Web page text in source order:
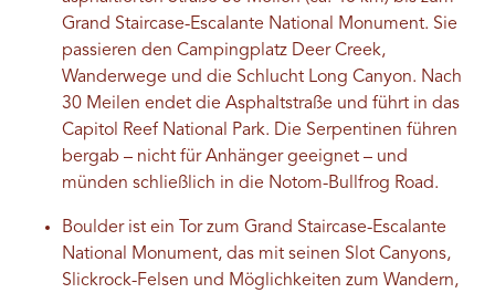
Grand Staircase-Escalante National Monument. Sie
passieren den Campingplatz Deer Creek,
Wanderwege und die Schlucht Long Canyon. Nach
30 Meilen endet die Asphaltstraße und führt in das
Capitol Reef National Park. Die Serpentinen führen
bergab – nicht für Anhänger geeignet – und
münden schließlich in die Notom-Bullfrog Road.
Boulder ist ein Tor zum Grand Staircase-Escalante
National Monument, das mit seinen Slot Canyons,
Slickrock-Felsen und Möglichkeiten zum Wandern,